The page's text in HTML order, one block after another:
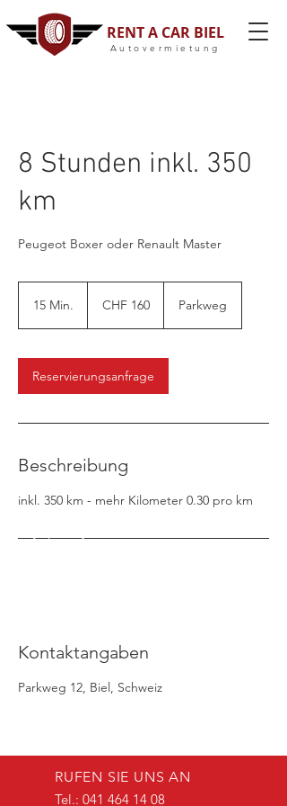
RENT A CAR BIEL
Autovermietung
8 Stunden inkl. 350
km
Peugeot Boxer oder Renault Master
15 Min.
i
n
.
Franken
CHF 160 Parkweg
Reservierungsanfrage
Beschreibung
inkl. 350 km - mehr Kilometer 0.30 pro km
Kontaktangaben
Parkweg 12, Biel, Schweiz
RUFEN SIE UNS AN
Tel.: 041 464 14 08